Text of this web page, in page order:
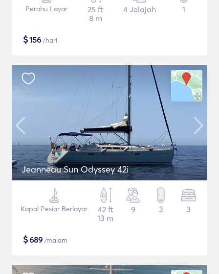
Perahu Layar
25 ft
8 m
4 Jelajah 1
$156 /hari
Jeanneau Sun Odyssey 42i
Kapal Pesiar Berlayar
42 ft
13 m
9 3 3
$689 /malam